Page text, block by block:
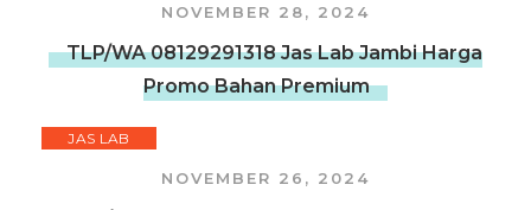
NOVEMBER 28, 2024
TLP/WA 08129291318 Jas Lab Jambi Harga
Promo Bahan Premium
JAS LAB
NOVEMBER 26, 2024